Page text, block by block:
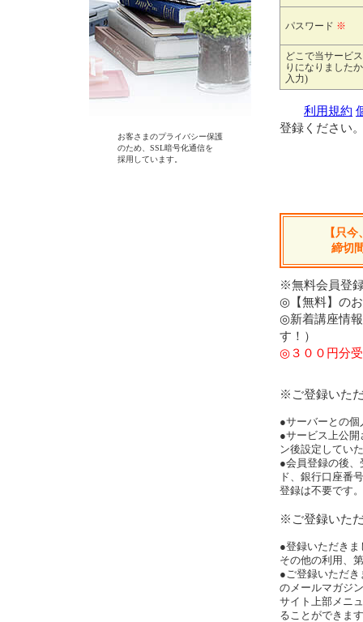
お客さまのプライバシー保護
のため、SSL暗号化通信を
採用しています。
パスワード ※
どこで当サービ
りになりました
入力)
利用規約
登録ください
【只
締切
※無料会員登
◎【無料】の
◎新着講座情
す！）
◎３００円分
※ご登録いた
●サーバーとの個
●サービス上公
ン後設定してい
●会員登録の後
ド、銀行口座番
登録は不要です。
※ご登録いた
●登録いただき
その他の利用、
●ご登録いただ
のメールマガジ
サイト上部メニ
ることができま